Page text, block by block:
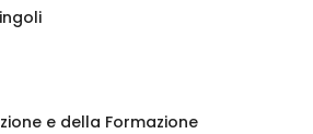
e della Formazione